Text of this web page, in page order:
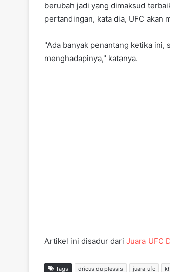
berubah jadi yang dimaksud
pertandingan, kata dia, UFC akan
"Ada banyak penantang ketika ini,
menghadapinya," katanya.
Artikel ini disadur dari Juara UFC
Tags dricus du plessis juara ufc